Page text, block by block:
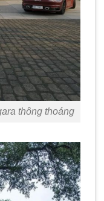
thông thoáng